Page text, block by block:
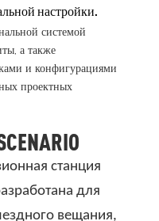
настройки.
системой
а также
и конфигурациями
проектных
станция
для
вещания,